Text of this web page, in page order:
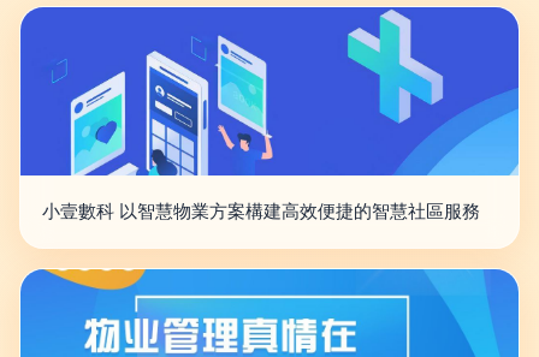
小壹數科 以智慧物業方案構建高效便捷的智慧社區服務